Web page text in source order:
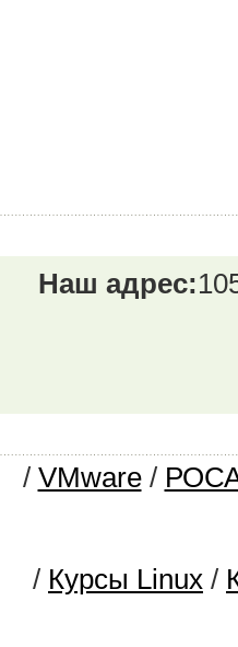
Наш адрес:
/ VMware/
/ Курсы Linux /